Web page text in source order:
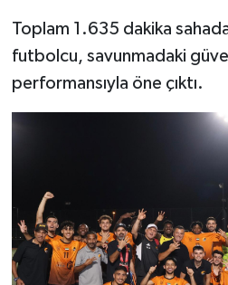
Toplam 1.635 dakika sahada
futbolcu, savunmadaki
performansıyla öne çıktı.